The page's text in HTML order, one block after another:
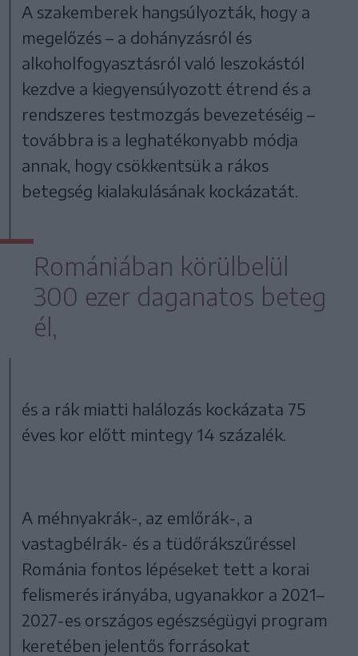
A szakemberek hangsúlyozták, hogy a
megelőzés – a dohányzásról és
alkoholfogyasztásról való leszokástól
kezdve a kiegyensúlyozott étrend és a
rendszeres testmozgás bevezetéséig –
továbbra is a leghatékonyabb módja
annak, hogy csökkentsük a rákos
betegség kialakulásának kockázatát.
Romániában körülbelül
300 ezer daganatos beteg
él,
és a rák miatti halálozás kockázata 75
éves kor előtt mintegy 14 százalék.
A méhnyakrák-, az emlőrák-, a
vastagbélrák- és a tüdőrákszűréssel
Románia fontos lépéseket tett a korai
felismerés irányába, ugyanakkor a 2021–
2027-es országos egészségügyi program
keretében jelentős forrásokat